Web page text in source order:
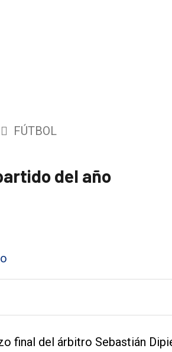
FÚTBOL
del año
final del árbitro Sebastián